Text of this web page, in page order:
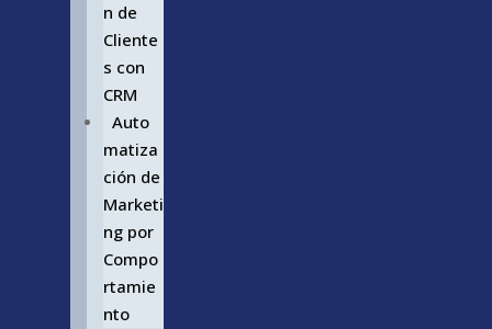
n de
Cliente
s con
CRM
Auto
matiza
ción de
Marketi
ng por
Compo
rtamie
nto